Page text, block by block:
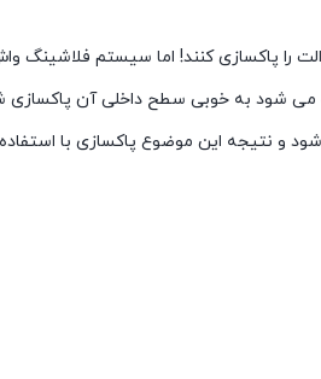
پاکسازی کنند! اما سیستم فلاشینگ واش
می شود به خوبی سطح داخلی آن